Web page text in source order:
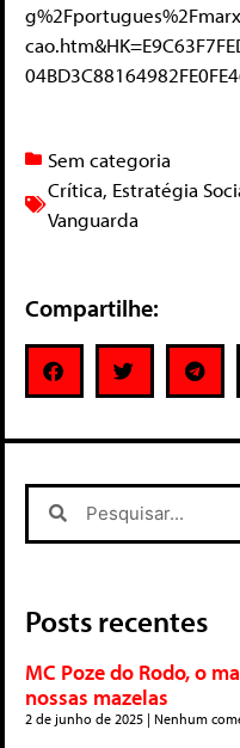
Sem categoria
Crítica, Estratégia
Vanguarda
Compartilhe:
Posts recentes
MC Poze do Rodo, o
nossas mazelas
2 de junho de 2025 Nenhum